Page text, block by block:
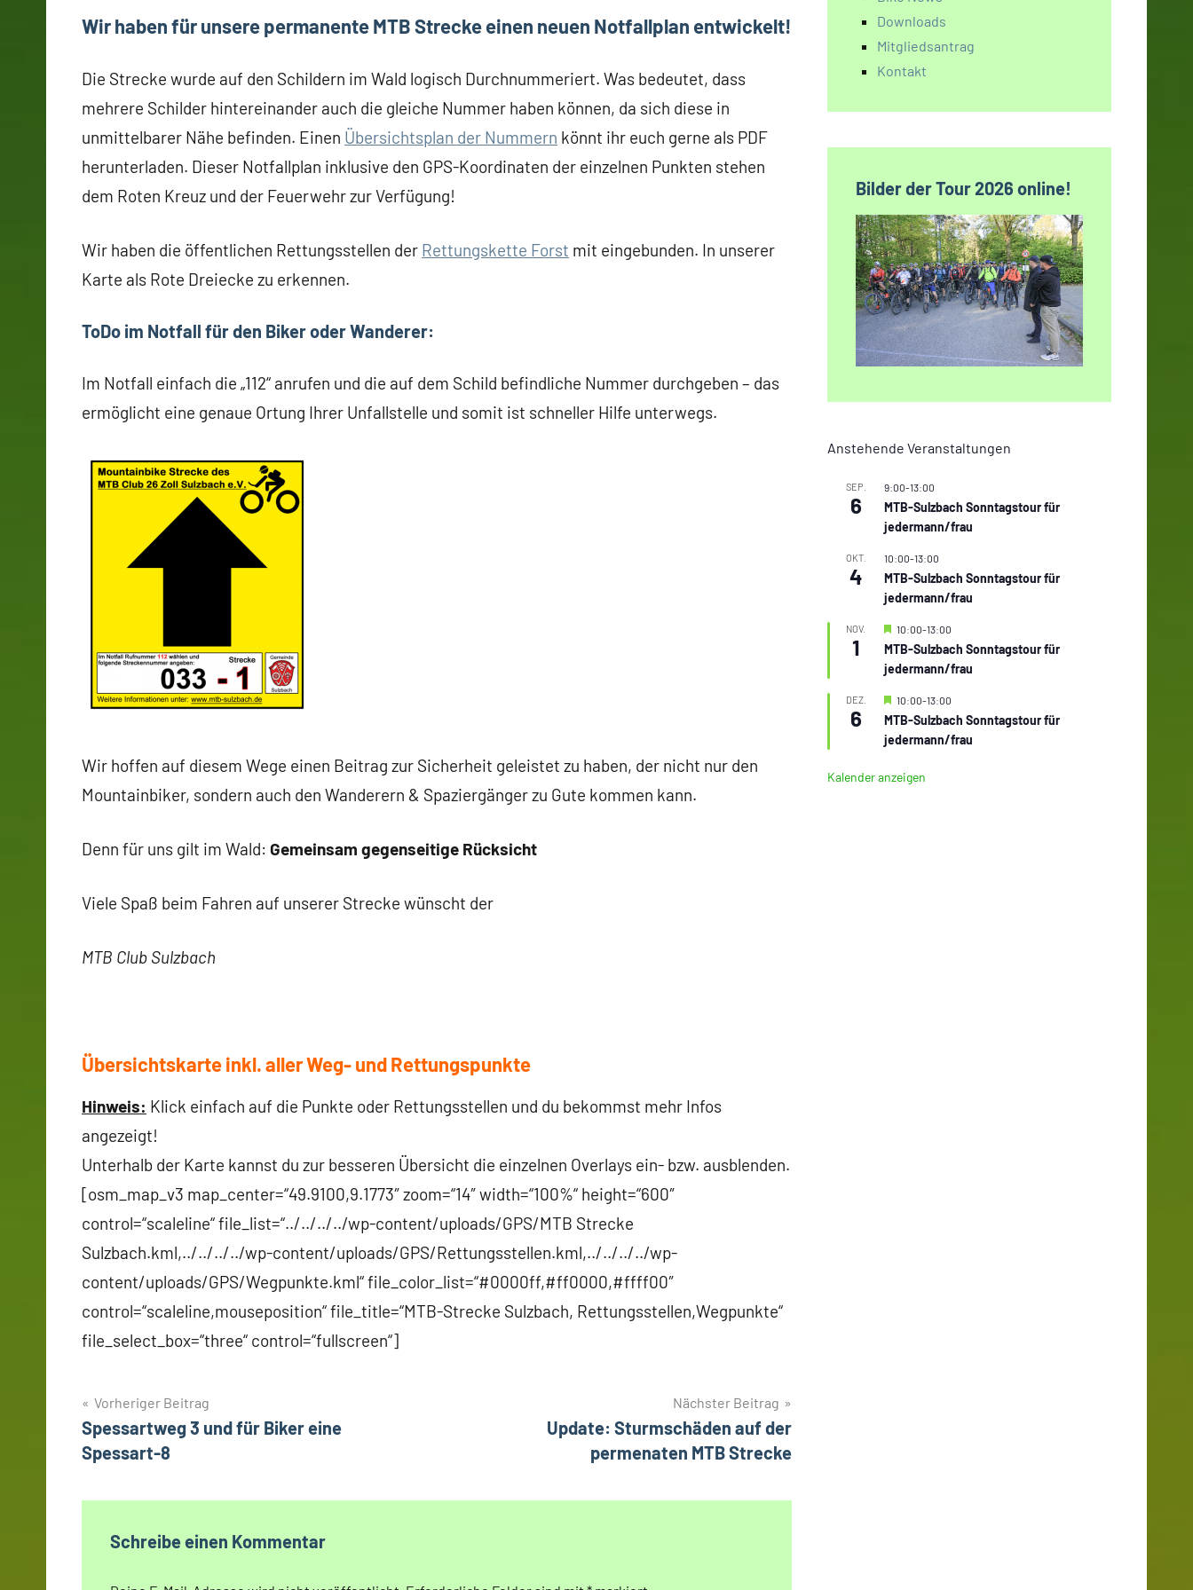
Wir haben für unsere permanente MTB Strecke einen neuen Notfallplan entwickelt!
Die Strecke wurde auf den Schildern im Wald logisch Durchnummeriert. Was bedeutet, dass
mehrere Schilder hintereinander auch die gleiche Nummer haben können, da sich diese in
unmittelbarer Nähe befinden. Einen Übersichtsplan der Nummern könnt ihr euch gerne als PDF
herunterladen. Dieser Notfallplan inklusive den GPS-Koordinaten der einzelnen Punkten stehen
dem Roten Kreuz und der Feuerwehr zur Verfügung!
Wir haben die öffentlichen Rettungsstellen der Rettungskette Forst mit eingebunden. In unserer
Karte als Rote Dreiecke zu erkennen.
ToDo im Notfall für den Biker oder Wanderer:
Im Notfall einfach die „112“ anrufen und die auf dem Schild befindliche Nummer durchgeben – das
ermöglicht eine genaue Ortung Ihrer Unfallstelle und somit ist schneller Hilfe unterwegs.
Wir hoffen auf diesem Wege einen Beitrag zur Sicherheit geleistet zu haben, der nicht nur den
Mountainbiker, sondern auch den Wanderern & Spaziergänger zu Gute kommen kann.
Denn für uns gilt im Wald: Gemeinsam gegenseitige Rücksicht
Viele Spaß beim Fahren auf unserer Strecke wünscht der
MTB Club Sulzbach
Übersichtskarte inkl. aller Weg- und Rettungspunkte
Hinweis: Klick einfach auf die Punkte oder Rettungsstellen und du bekommst mehr Infos
angezeigt!
Unterhalb der Karte kannst du zur besseren Übersicht die einzelnen Overlays ein- bzw. ausblenden.
[osm_map_v3 map_center=“49.9100,9.1773″ zoom=“14″ width=“100%“ height=“600″
control=“scaleline“ file_list=“../../../../wp-content/uploads/GPS/MTB Strecke
Sulzbach.kml,../../../../wp-content/uploads/GPS/Rettungsstellen.kml,../../../../wp-
content/uploads/GPS/Wegpunkte.kml“ file_color_list=“#0000ff,#ff0000,#ffff00″
control=“scaleline,mouseposition“ file_title=“MTB-Strecke Sulzbach, Rettungsstellen,Wegpunkte“
file_select_box=“three“ control=“fullscreen“]
Beitragsnavigation
Vorheriger Beitrag
Spessartweg 3 und für Biker eine
Spessart-8
Nächster Beitrag
Update: Sturmschäden auf der
permenaten MTB Strecke
Schreibe einen Kommentar
Downloads
Mitgliedsantrag
Kontakt
Bilder der Tour 2026 online!
Anstehende Veranstaltungen
SEP.
6
9:00-13:00
MTB-Sulzbach Sonntagstour für
jedermann/frau
OKT.
4
10:00-13:00
MTB-Sulzbach Sonntagstour für
jedermann/frau
NOV.
1
Hervorgehoben
10:00-13:00
MTB-Sulzbach Sonntagstour für
jedermann/frau
DEZ.
6
Hervorgehoben
10:00-13:00
MTB-Sulzbach Sonntagstour für
jedermann/frau
Kalender anzeigen